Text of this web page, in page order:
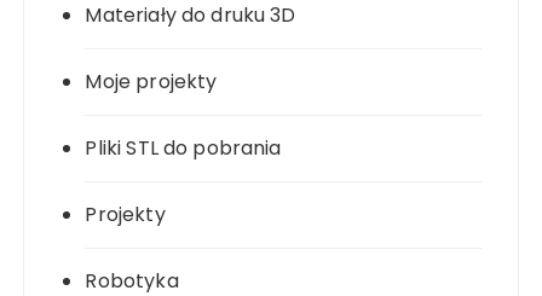
Materiały do druku 3D
Moje projekty
Pliki STL do pobrania
Projekty
Robotyka